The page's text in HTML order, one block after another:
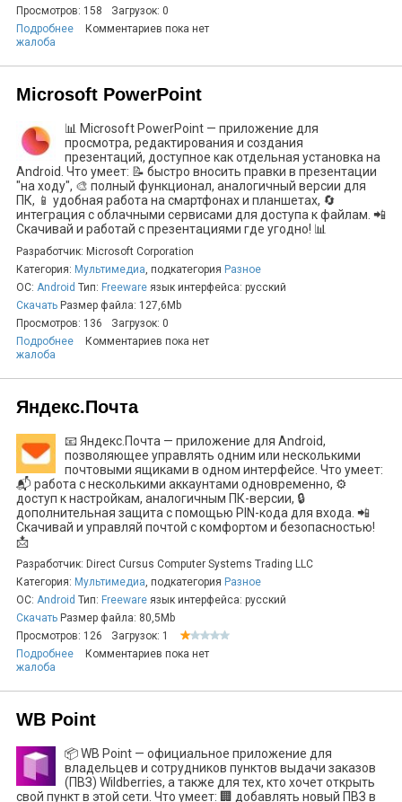
Просмотров: 158
Загрузок: 0
Подробнее
Комментариев пока нет
жалоба
Microsoft PowerPoint
📊 Microsoft PowerPoint — приложение для
просмотра, редактирования и создания
презентаций, доступное как отдельная установка на
Android. Что умеет: 📝 быстро вносить правки в презентации
"на ходу", 🎨 полный функционал, аналогичный версии для
ПК, 📱 удобная работа на смартфонах и планшетах, 🔄
интеграция с облачными сервисами для доступа к файлам. 📲
Скачивай и работай с презентациями где угодно! 📊
Разработчик: Microsoft Corporation
Категория: Мультимедиа, подкатегория Разное
ОС: Android Тип: Freeware язык интерфейса: русский
Скачать Размер файла: 127,6Mb
Просмотров: 136
Загрузок: 0
Подробнее
Комментариев пока нет
жалоба
Яндекс.Почта
📧 Яндекс.Почта — приложение для Android,
позволяющее управлять одним или несколькими
почтовыми ящиками в одном интерфейсе. Что умеет:
📬 работа с несколькими аккаунтами одновременно, ⚙️
доступ к настройкам, аналогичным ПК-версии, 🔒
дополнительная защита с помощью PIN-кода для входа. 📲
Скачивай и управляй почтой с комфортом и безопасностью!
📩
Разработчик: Direct Cursus Computer Systems Trading LLC
Категория: Мультимедиа, подкатегория Разное
ОС: Android Тип: Freeware язык интерфейса: русский
Скачать Размер файла: 80,5Mb
Просмотров: 126
Загрузок: 1
Подробнее
Комментариев пока нет
жалоба
WB Point
📦 WB Point — официальное приложение для
владельцев и сотрудников пунктов выдачи заказов
(ПВЗ) Wildberries, а также для тех, кто хочет открыть
свой пункт в этой сети. Что умеет: 🏢 добавлять новый ПВЗ в